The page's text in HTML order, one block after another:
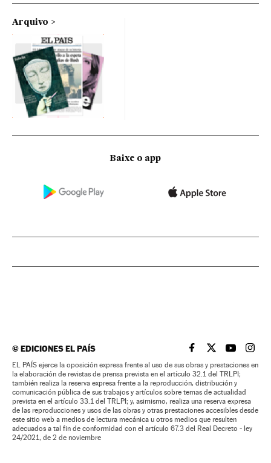
Arquivo
Baixe o app
©EDICIONES EL PAÍS EL PAÍS BRASIL EN
EL PAÍSEL PAÍS
EL
EL PAÍS ejerce la oposición expresa frente al uso de sus obras y prestaciones en
la elaboración de revistas de prensa prevista en el artículo 32.1 del TRLPI;
también realiza la reserva expresa frente a la reproducción, distribución y
comunicación pública de sus trabajos y artículos sobre temas de actualidad
prevista en el artículo 33.1 del TRLPI; y, asimismo, realiza una reserva expresa
de las reproducciones y usos de las obras y otras prestaciones accesibles desde
este sitio web a medios de lectura mecánica u otros medios que resulten
adecuados a tal fin de conformidad con el artículo 67.3 del Real Decreto - ley
24/2021, de 2 de noviembre